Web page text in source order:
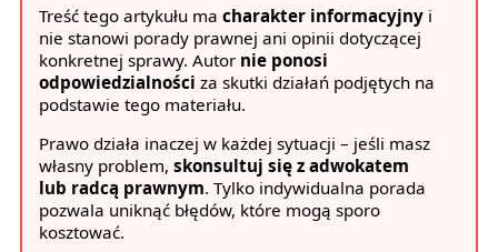
Treść tego artykułu ma charakter informacyjny i
nie stanowi porady prawnej ani opinii dotyczącej
konkretnej sprawy. Autor nie ponosi
odpowiedzialności za skutki działań podjętych na
podstawie tego materiału.
Prawo działa inaczej w każdej sytuacji – jeśli masz
własny problem, skonsultuj się z adwokatem
lub radcą prawnym. Tylko indywidualna porada
pozwala uniknąć błędów, które mogą sporo
kosztować.